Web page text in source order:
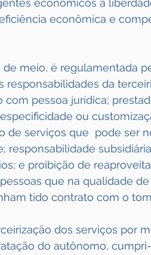
econômicos a
econômica e
meio, é regulamentada
responsabilidades da
pessoa jurídica;
ou
de serviços que  pode ser
e proibição de
que na qualidade
tido contrato com o
dos serviços por
do autônomo,